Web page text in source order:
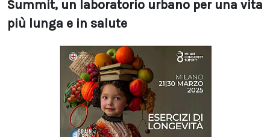
Summit, un laboratorio urbano per una vita
più lunga e in salute